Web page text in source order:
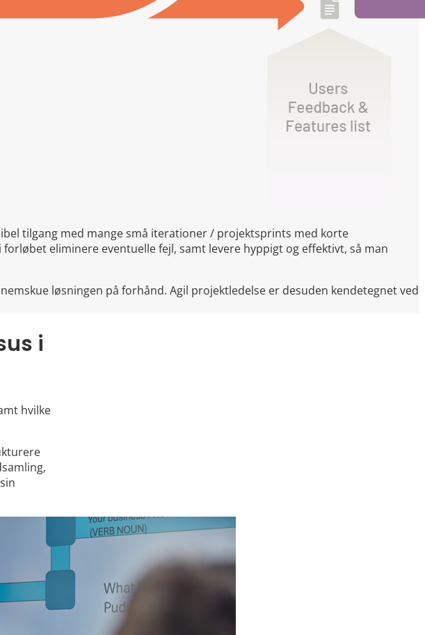
tilgang med mange små iterationer / projektsprints med korte
eliminere eventuelle fejl, samt levere hyppigt og effektivt, så man
løsningen på forhånd. Agil projektledelse er desuden kendetegnet ved
i
hvilke